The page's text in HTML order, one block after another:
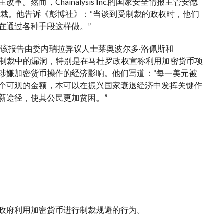
。他告诉《彭博社》：“当谈到受制裁的政权时，他们
通过各种手段这样做。”
报告由委内瑞拉异议人士莱奥波尔多·洛佩斯和
裁中的漏洞，特别是在马杜罗政权宣称利用加密货币项
加密货币操作的经济影响。他们写道：“每一美元被
观的金额，本可以在振兴国家衰退经济中发挥关键作
途径，使其公民更加贫困。”
利用加密货币进行制裁规避的行为。